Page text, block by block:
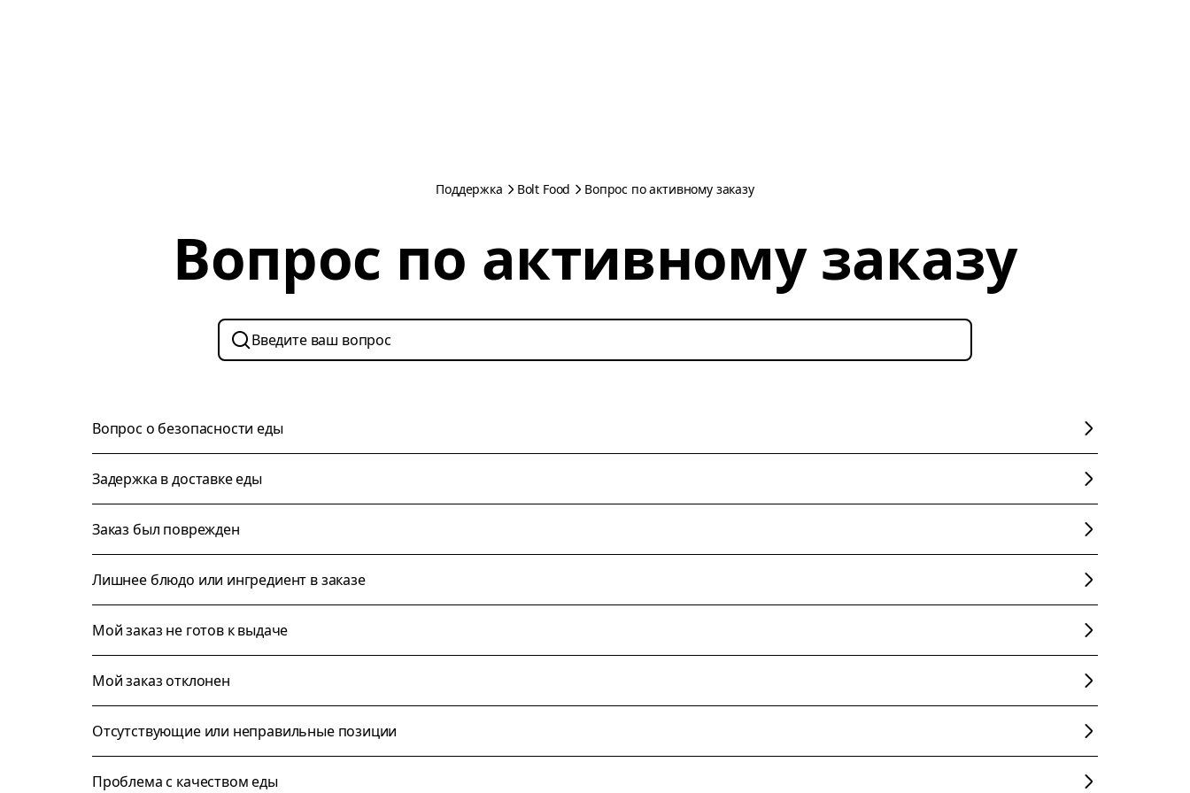
Поддержка Bolt Food Вопрос по активному заказу
Вопрос по активному заказу
Вопрос о безопасности еды
Задержка в доставке еды
Заказ был поврежден
Лишнее блюдо или ингредиент в заказе
Мой заказ не готов к выдаче
Мой заказ отклонен
Отсутствующие или неправильные позиции
Проблема с качеством еды